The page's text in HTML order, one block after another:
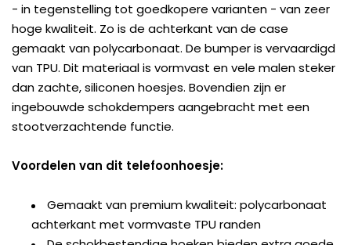
- in tegenstelling tot goedkopere varianten - van zeer
hoge kwaliteit. Zo is de achterkant van de case
gemaakt van polycarbonaat. De bumper is vervaardigd
van TPU. Dit materiaal is vormvast en vele malen steker
dan zachte, siliconen hoesjes. Bovendien zijn er
ingebouwde schokdempers aangebracht met een
stootverzachtende functie.
Voordelen van dit telefoonhoesje:
Gemaakt van premium kwaliteit: polycarbonaat
achterkant met vormvaste TPU randen